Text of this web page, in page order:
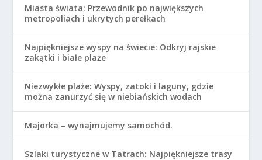
Miasta świata: Przewodnik po największych
metropoliach i ukrytych perełkach
Najpiękniejsze wyspy na świecie: Odkryj rajskie
zakątki i białe plaże
Niezwykłe plaże: Wyspy, zatoki i laguny, gdzie
można zanurzyć się w niebiańskich wodach
Majorka – wynajmujemy samochód.
Szlaki turystyczne w Tatrach: Najpiękniejsze trasy